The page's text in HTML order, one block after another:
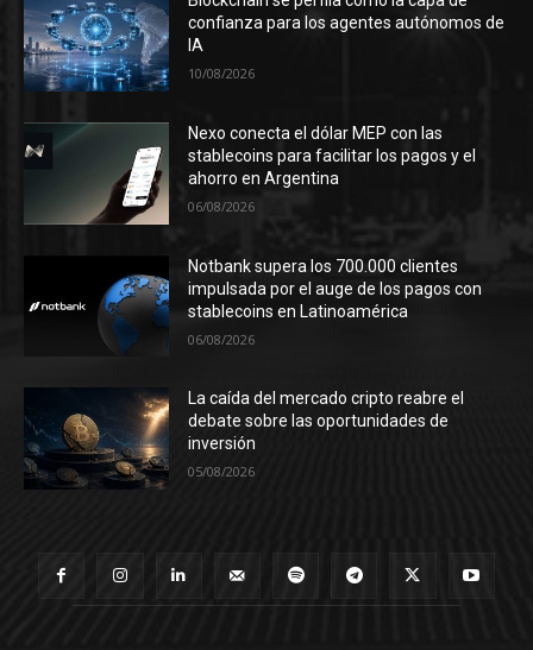
confianza para los agentes autónomos de
IA
10/08/2026
Nexo conecta el dólar MEP con las
stablecoins para facilitar los pagos y el
ahorro en Argentina
06/08/2026
Notbank supera los 700.000 clientes
impulsada por el auge de los pagos con
stablecoins en Latinoamérica
06/08/2026
La caída del mercado cripto reabre el
debate sobre las oportunidades de
inversión
05/08/2026